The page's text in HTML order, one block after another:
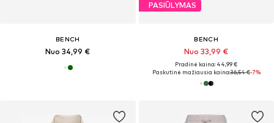
BENCH
Nuo 34,99 €
PASIŪLYMAS
BENCH
Nuo 33,99 €
Pradinė kaina: 44,99 €
Paskutinė mažiausia kaina:36,54 €-7%